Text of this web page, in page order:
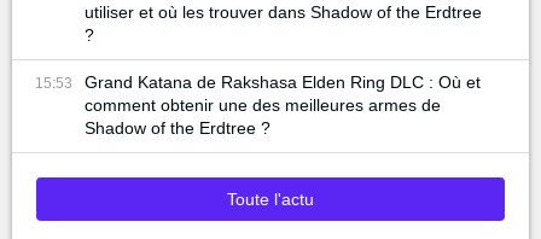
utiliser et où les trouver dans Shadow of the Erdtree
?
15:53
Grand Katana de Rakshasa Elden Ring DLC : Où et
comment obtenir une des meilleures armes de
Shadow of the Erdtree ?
Toute l'actu